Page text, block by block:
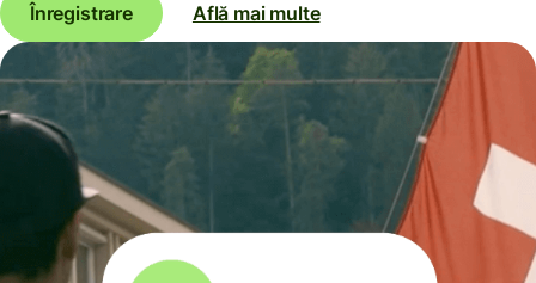
Înregistrare Află mai multe